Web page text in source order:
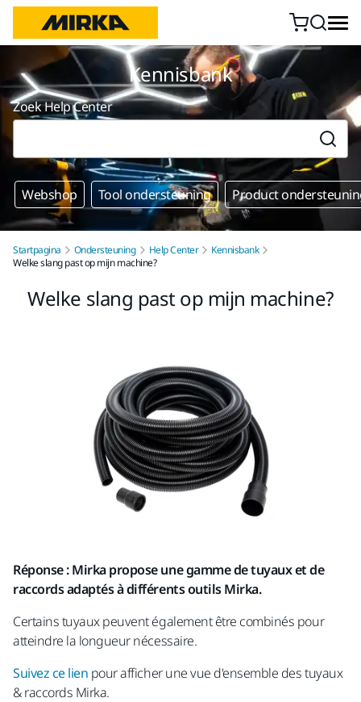
Doorgaan naar inhoud
Kennisbank
Zoek Help Center
Webshop Tool ondersteuning Product
Startpagina Ondersteuning Help Center
Kennisbank
Welke slang past op mijn machine?
Welke slang past op mijn machine?
Réponse : Mirka propose une gamme de tuyaux et de
raccords adaptés à différents outils Mirka.
Certains tuyaux peuvent également être combinés pour
atteindre la longueur nécessaire.
Suivez ce lien pour afficher une vue d'ensemble des tuyaux
& raccords Mirka.